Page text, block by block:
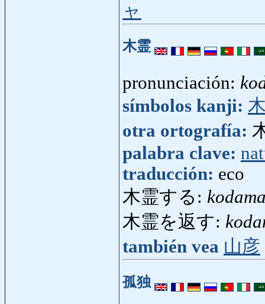
ャ
木霊
pronunciación:
símbolos kanji:
otra ortografía:
palabra clave:
traducción: eco
木霊する:
木霊を返す:
también vea 山彦
孤独